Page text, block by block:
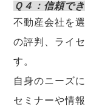
Ｑ４：信頼で
不動産会社を
の評判、ライ
す。
自身のニーズ
セミナーや情